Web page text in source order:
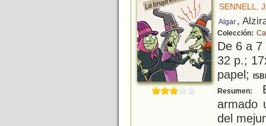
SENNELL,
Algar ,
Colección:
De 6 a
32 p.;
papel;
Resumen:
armado
del